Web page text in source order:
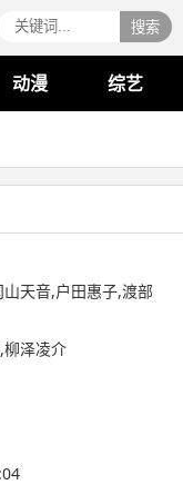
搜索
动漫 综艺
天音,户田惠子,渡部
泽凌介